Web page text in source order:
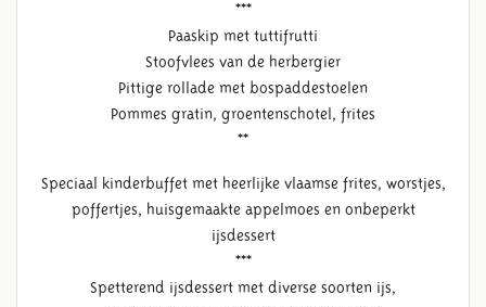
***
Paaskip met tuttifrutti
Stoofvlees van de herbergier
Pittige rollade met bospaddestoelen
Pommes gratin, groentenschotel, frites
**
Speciaal kinderbuffet met heerlijke vlaamse frites, worstjes,
poffertjes, huisgemaakte appelmoes en onbeperkt
ijsdessert
***
Spetterend ijsdessert met diverse soorten ijs,